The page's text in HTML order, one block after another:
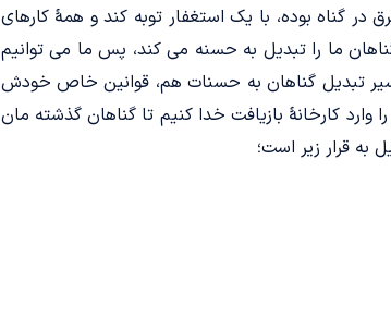
گناه بوده، با یک استغفار توبه کند و همۀ کارهای
ما را تبدیل به حسنه می کند، پس ما می توانیم
تبدیل گناهان به حسنات هم، قوانین خاص خودش
کارخانۀ بازیافت خدا کنیم تا گناهان گذشته مان
به قرار زیر است؛